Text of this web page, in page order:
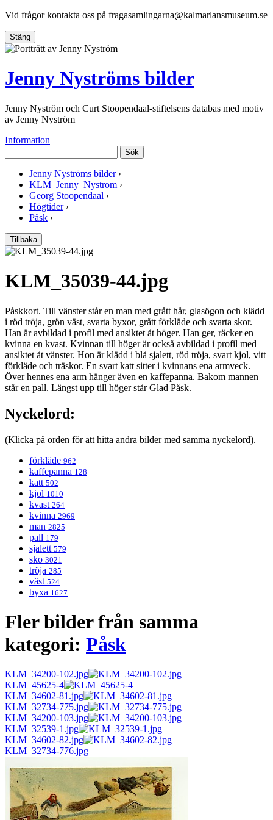
Vid frågor kontakta oss på fragasamlingarna@kalmarlansmuseum.se
Stäng
Jenny Nyströms bilder
Jenny Nyström och Curt Stoopendaal-stiftelsens databas med motiv
av Jenny Nyström
Information
Sök
Jenny Nyströms bilder ›
KLM_Jenny_Nystrom ›
Georg Stoopendaal ›
Högtider ›
Påsk ›
Tillbaka
KLM_35039-44.jpg
Påskkort. Till vänster står en man med grått hår, glasögon och klädd
i röd tröja, grön väst, svarta byxor, grått förkläde och svarta skor.
Han är avbildad i profil med ansiktet åt höger. Han ger, räcker en
kvinna en kvast. Kvinnan till höger är också avbildad i profil med
ansiktet åt vänster. Hon är klädd i blå sjalett, röd tröja, svart kjol, vitt
förkläde och träskor. En svart katt sitter i kvinnans ena armveck.
Över hennes ena arm hänger även en kaffepanna. Bakom mannen
står en pall. Längst upp till höger står Glad Påsk.
Nyckelord:
(Klicka på orden för att hitta andra bilder med samma nyckelord).
förkläde 962
kaffepanna 128
katt 502
kjol 1010
kvast 264
kvinna 2969
man 2825
pall 179
sjalett 579
sko 3021
tröja 285
väst 524
byxa 1627
Fler bilder från samma
kategori: Påsk
KLM_34200-102.jpg
KLM_45625-4
KLM_34602-81.jpg
KLM_32734-775.jpg
KLM_34200-103.jpg
KLM_32539-1.jpg
KLM_34602-82.jpg
KLM_32734-776.jpg